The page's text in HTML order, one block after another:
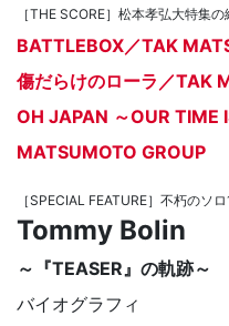
［THE SCORE］松本孝弘大特集
BATTLEBOX／TAK
傷だらけのローラ／TAK
OH JAPAN ～OUR TIME
MATSUMOTO GROUP
［SPECIAL FEATURE］不朽のソ
Tommy Bolin
～『TEASER』の軌跡～
バイオグラフィ